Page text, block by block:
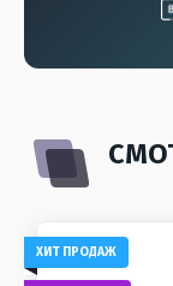
ХИТ ПРОДАЖ